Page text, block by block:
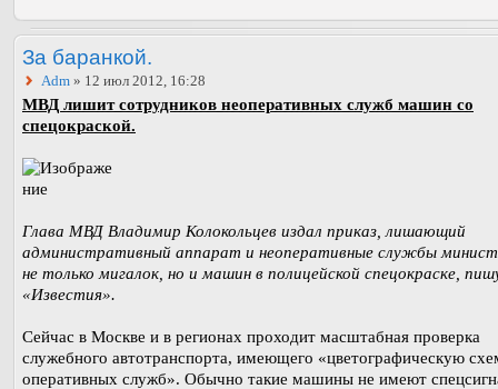
За баранкой.
Adm » 12 июл 2012, 16:28
МВД лишит сотрудников неоперативных служб машин со
спецокраской.
Глава МВД Владимир Колокольцев издал приказ, лишающий
административный аппарат и неоперативные службы
не только мигалок, но и машин в полицейской спецокраске,
«Известия».
Сейчас в Москве и в регионах проходит масштабная проверка
служебного автотранспорта, имеющего «цветографическую
оперативных служб». Обычно такие машины не имеют